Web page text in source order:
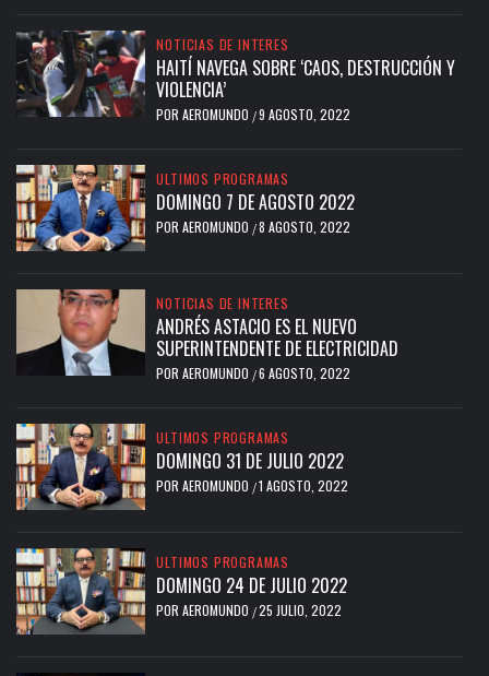
NOTICIAS DE INTERES
HAITÍ NAVEGA SOBRE ‘CAOS, DESTRUCCIÓN Y
VIOLENCIA’
POR AEROMUNDO /9 AGOSTO, 2022
ULTIMOS PROGRAMAS
DOMINGO 7 DE AGOSTO 2022
POR AEROMUNDO /8 AGOSTO, 2022
NOTICIAS DE INTERES
ANDRÉS ASTACIO ES EL NUEVO
SUPERINTENDENTE DE ELECTRICIDAD
POR AEROMUNDO /6 AGOSTO, 2022
ULTIMOS PROGRAMAS
DOMINGO 31 DE JULIO 2022
POR AEROMUNDO /1 AGOSTO, 2022
ULTIMOS PROGRAMAS
DOMINGO 24 DE JULIO 2022
POR AEROMUNDO /25 JULIO, 2022